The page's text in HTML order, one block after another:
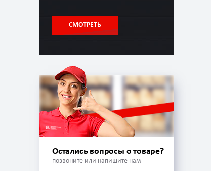
СМОТРЕТЬ
Остались вопросы о товаре?
позвоните или напишите нам